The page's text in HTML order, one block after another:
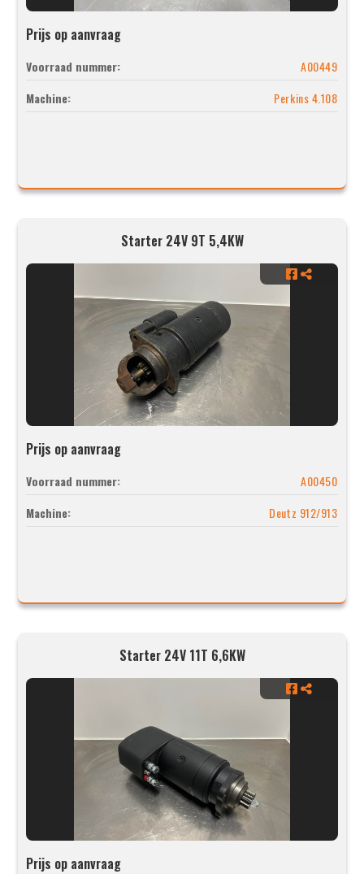
Prijs op aanvraag
Voorraad nummer:
A00449
Machine:
Perkins 4.108
Starter 24V 9T 5,4KW
Prijs op aanvraag
Voorraad nummer:
A00450
Machine:
Deutz 912/913
Starter 24V 11T 6,6KW
Prijs op aanvraag